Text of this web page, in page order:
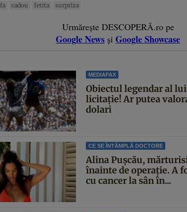
cadou fetita surpriza
Urmărește DESCOPERĂ.ro pe
Google News și Google Showcase
MEDIAFAX
Obiectul legendar al
licitație! Ar putea
dolari
CE SE ÎNTÂMPLĂ DOCTORE
Alina Pușcău,
înainte de operație. A
cu cancer la sân în...